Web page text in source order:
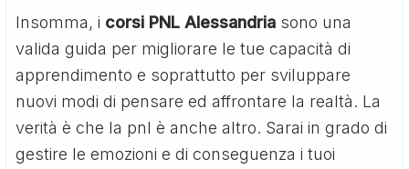
Insomma, i corsi PNL Alessandria sono una
valida guida per migliorare le tue capacità di
apprendimento e soprattutto per sviluppare
nuovi modi di pensare ed affrontare la realtà. La
verità è che la pnl è anche altro. Sarai in grado di
gestire le emozioni e di conseguenza i tuoi